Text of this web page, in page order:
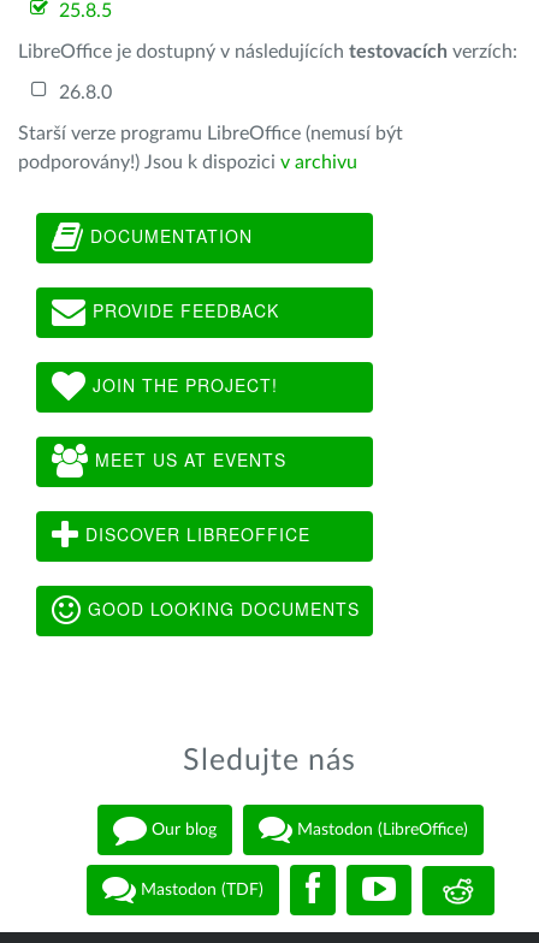
25.8.5
LibreOffice je dostupný v následujících testovacích verzích:
26.8.0
Starší verze programu LibreOffice (nemusí být
podporovány!) Jsou k dispozici v archivu
DOCUMENTATION
PROVIDE FEEDBACK
JOIN THE PROJECT!
MEET US AT EVENTS
DISCOVER LIBREOFFICE
GOOD LOOKING DOCUMENTS
Sledujte nás
Our blog Mastodon (LibreOffice)
Mastodon (TDF)